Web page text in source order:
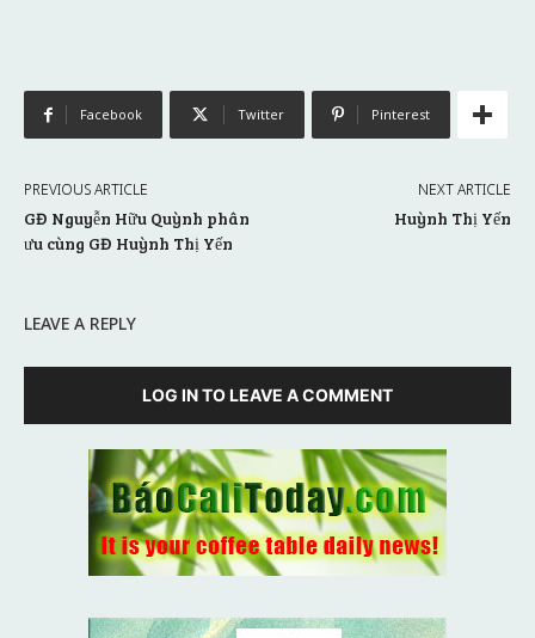
Facebook Twitter Pinterest
PREVIOUS ARTICLE
GĐ Nguyễn Hữu Quỳnh phân
ưu cùng GĐ Huỳnh Thị Yến
NEXT ARTICLE
Huỳnh Thị Yến
LEAVE A REPLY
LOG IN TO LEAVE A COMMENT